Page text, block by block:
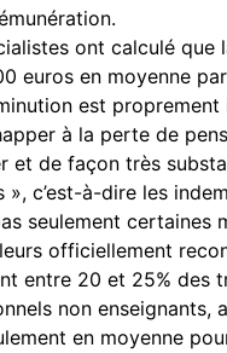
ont calculé que
euros en moyenne
est proprement
à la perte de
et de façon très
c’est-à-dire les
seulement certaines
officiellement
entre 20 et 25% des
non enseignants,
en moyenne